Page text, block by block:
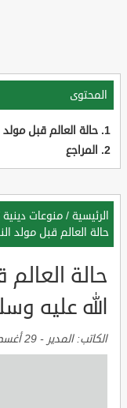
المحتوى
حالة العالم قبل
المراجع
الرئيسية / منوعات دينية
حالة العالم قبل مولد
حالة
الله عليه
الكاتب:المدير - 29 أغسطس, 2022